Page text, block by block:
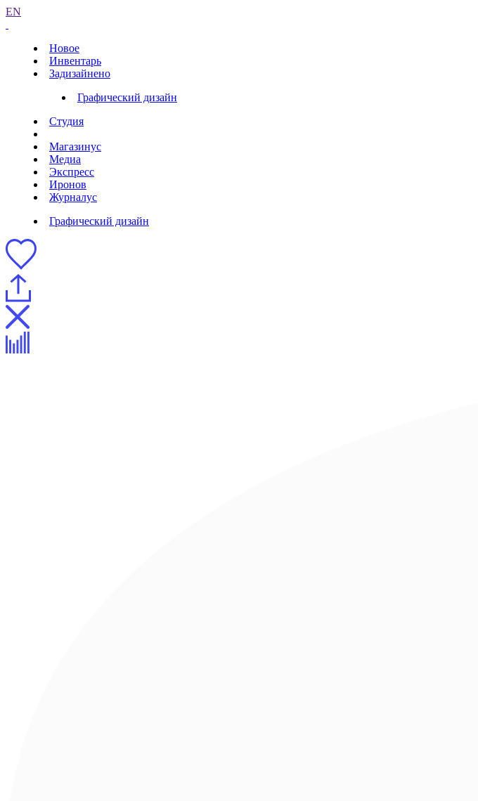
EN
Новое
Инвентарь
Задизайнено
Графический дизайн
Студия
Магазинус
Медиа
Экспресс
Иронов
Журналус
Графический дизайн